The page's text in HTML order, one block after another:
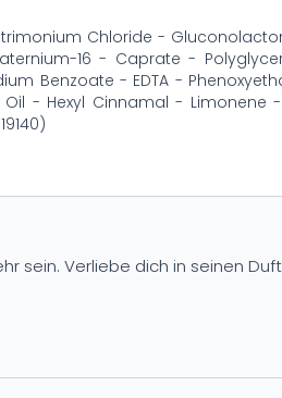
Chloride -
16 - Caprate -
Benzoate - EDTA -
- Hexyl Cinnamal - Limonene
sein. Verliebe dich in seinen